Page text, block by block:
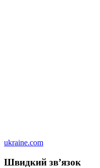
ukraine.com
Швидкий зв’язок